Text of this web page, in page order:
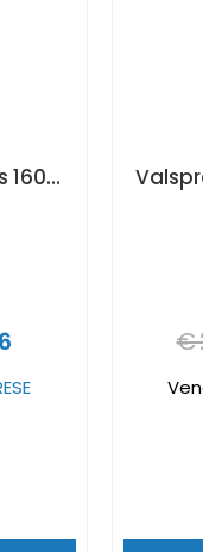
Valspray idropulitrice Vs 1600 - 230v
€